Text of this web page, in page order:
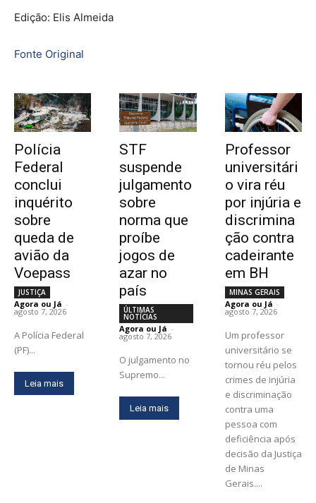
Edição: Elis Almeida
Fonte Original
Polícia
Federal
conclui
inquérito
sobre
queda de
avião da
Voepass
JUSTIÇA
Agora ou Já -
agosto 7, 2026
A Polícia Federal
(PF)...
Leia mais
STF
suspende
julgamento
sobre
norma que
proíbe
jogos de
azar no
país
ÚLTIMAS
NOTÍCIAS
Agora ou Já -
agosto 7, 2026
O julgamento no
Supremo...
Leia mais
Professor
universitári
o vira réu
por injúria e
discrimina
ção contra
cadeirante
em BH
MINAS GERAIS
Agora ou Já -
agosto 7, 2026
Um professor
universitário se
tornou réu pelos
crimes de injúria
e discriminação
contra uma
pessoa com
deficiência após
decisão da Justiça
de Minas
Gerais....